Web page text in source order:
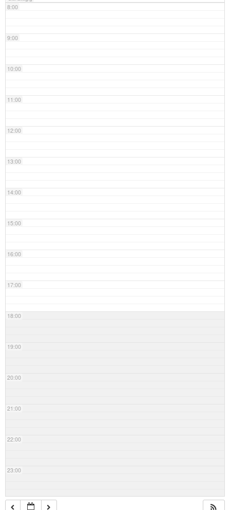
8:00
9:00
10:00
11:00
12:00
13:00
14:00
15:00
16:00
17:00
18:00
19:00
20:00
21:00
22:00
23:00